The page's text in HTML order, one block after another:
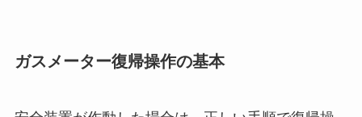
ガスメーター復帰操作の基本